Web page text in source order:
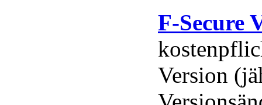
F-Secure
Version